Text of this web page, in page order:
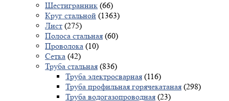
Шестигранник (66)
Круг стальной (1363)
Лист (275)
Полоса стальная (60)
Проволока (10)
Сетка (42)
Труба стальная (836)
Труба электросварная (116)
Труба профильная горячекатаная (298)
Труба водогазопроводная (23)